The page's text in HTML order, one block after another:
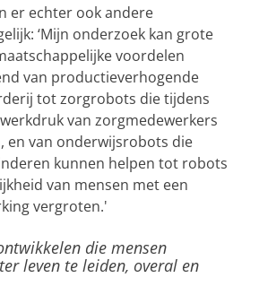
er echter ook andere
‘Mijn onderzoek kan grote
voordelen
van productieverhogende
tot zorgrobots die tijdens
van zorgmedewerkers
en van onderwijsrobots die
kunnen helpen tot robots
van mensen met een
vergroten.'
die mensen
leven te leiden, overal en